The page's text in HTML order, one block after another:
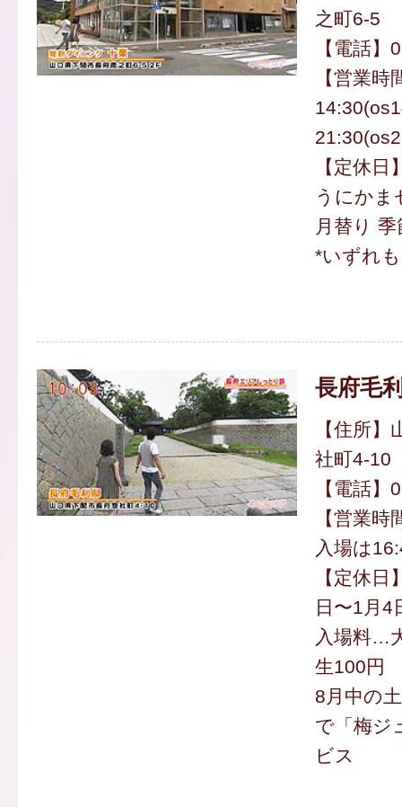
之町6-5
【電話
【営業時
【定休日
うにか
月替り
*いずれ
長府毛
【住所
社町4-10
【電話
【営業
入場は
【定休
日〜1月4
入場料…
生100円
8月中の
で「梅ジ
ビス